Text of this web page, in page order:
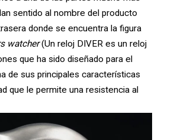
sentido al nombre del producto
donde se encuentra la figura
watcher(Un reloj DIVER es un reloj
que ha sido diseñado para el
de sus principales características
que le permite una resistencia al